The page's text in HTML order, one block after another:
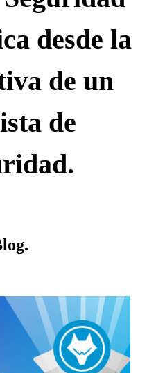
desde la
de un
de